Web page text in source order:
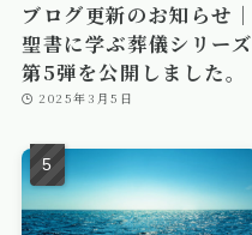
ブログ更新のお知らせ｜
聖書に学ぶ葬儀シリーズ
第5弾を公開しました。
2025年3月5日